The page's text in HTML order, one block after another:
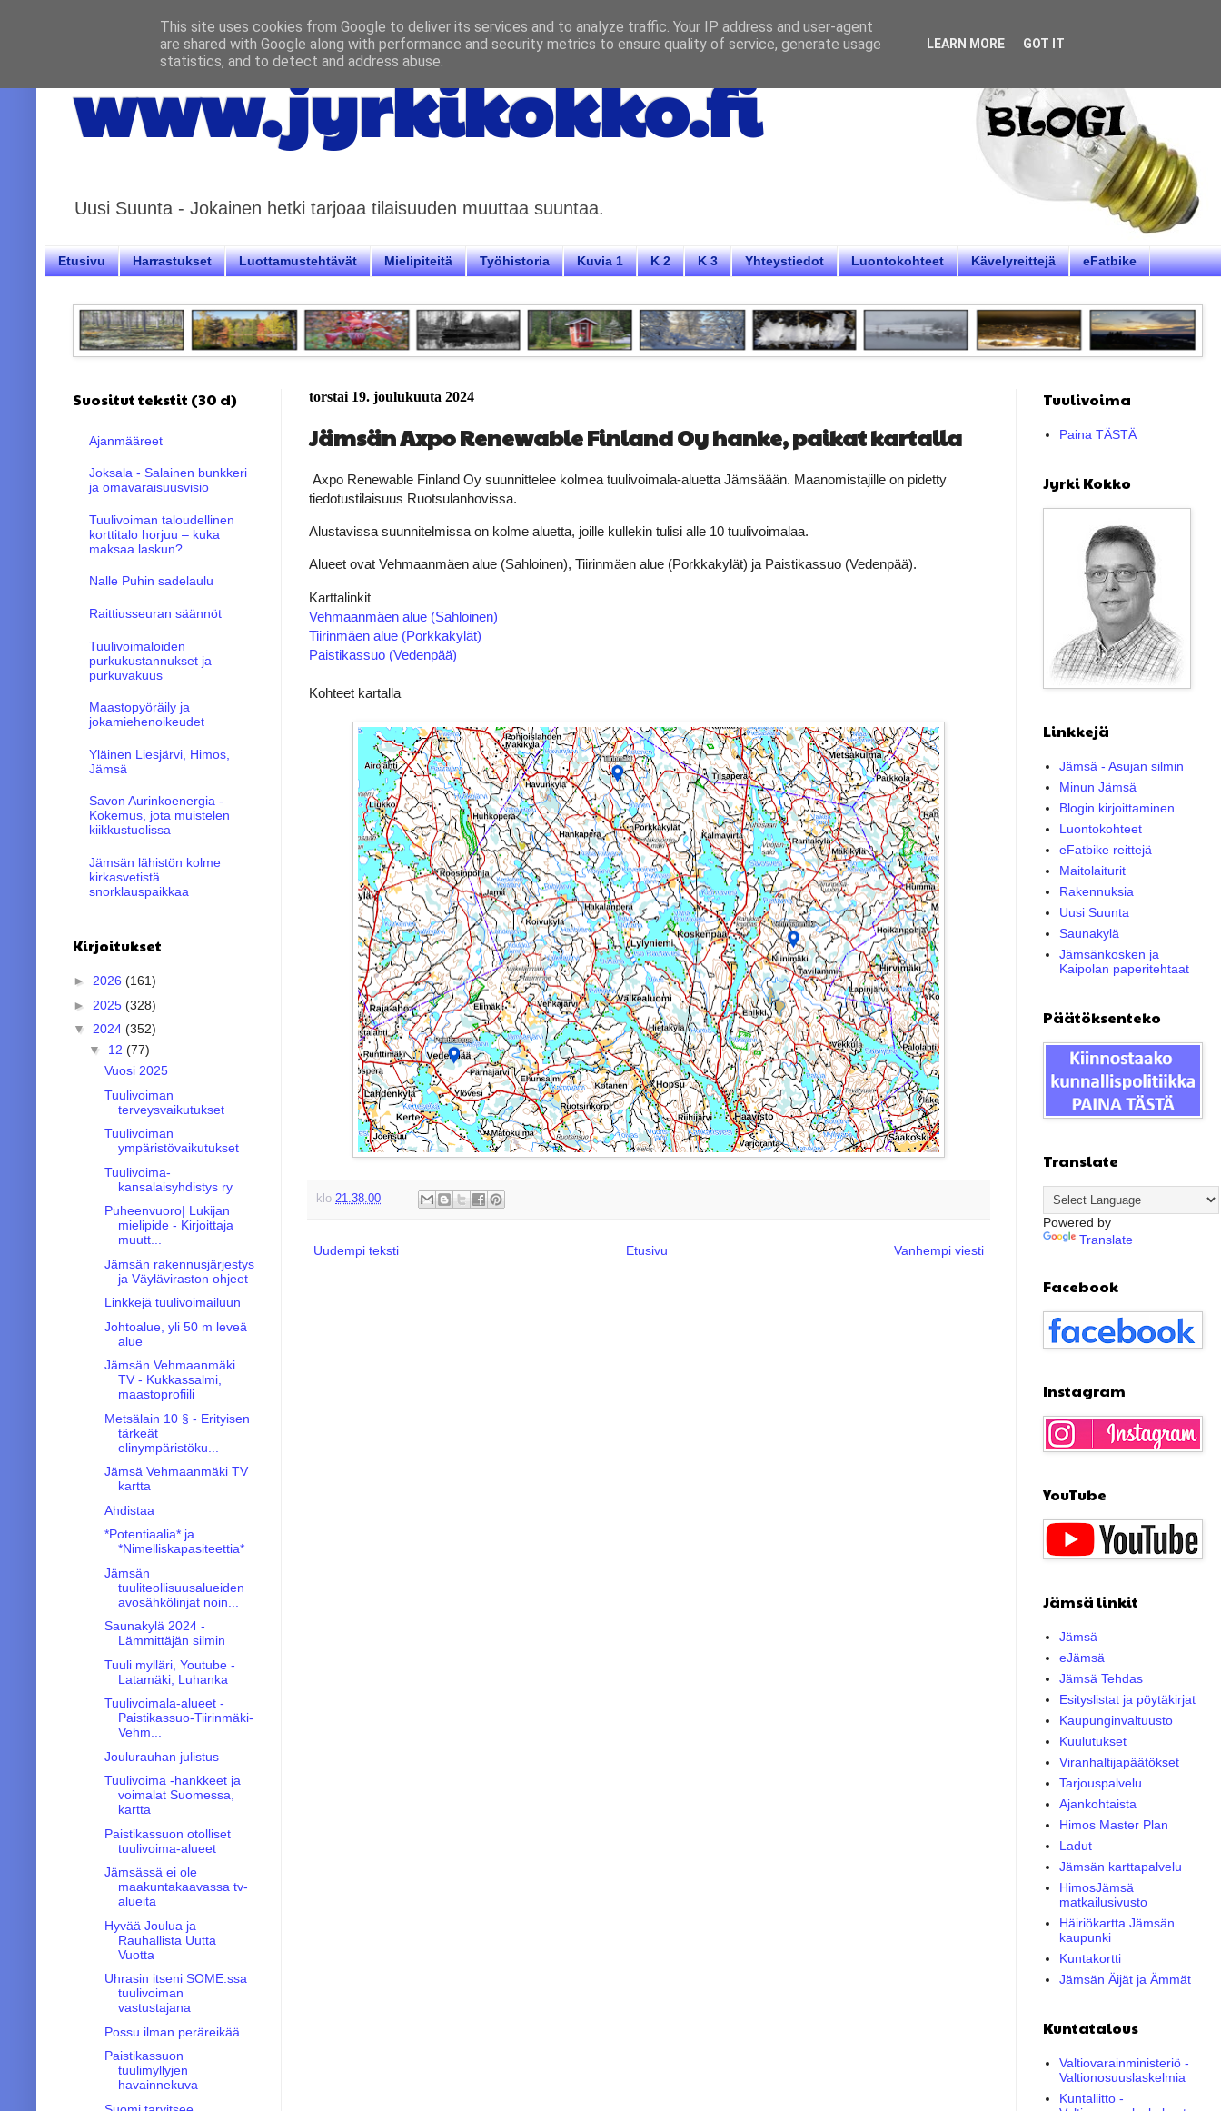
www.jyrkikokko.fi
Uusi Suunta - Jokainen hetki tarjoaa tilaisuuden muuttaa suuntaa.
Etusivu Harrastukset Luottamustehtävät Mielipiteitä Työhistoria Kuvia 1 K 2 K 3 Yhteystiedot Luontokohteet Kävelyreittejä eFatbike
torstai 19. joulukuuta 2024
Jämsän Axpo Renewable Finland Oy hanke, paikat kartalla
Axpo Renewable Finland Oy suunnittelee kolmea tuulivoimala-aluetta Jämsäään. Maanomistajille on pidetty
tiedotustilaisuus Ruotsulanhovissa.
Alustavissa suunnitelmissa on kolme aluetta, joille kullekin tulisi alle 10 tuulivoimalaa.
Alueet ovat Vehmaanmäen alue (Sahloinen), Tiirinmäen alue (Porkkakylät) ja Paistikassuo (Vedenpää).
Karttalinkit
Vehmaanmäen alue (Sahloinen)
Tiirinmäen alue (Porkkakylät)
Paistikassuo (Vedenpää)
Kohteet kartalla
klo 21.38.00
Uudempi teksti Vanhempi viesti
Etusivu
Suositut tekstit (30 d)
Ajanmääreet
Joksala - Salainen bunkkeri
ja omavaraisuusvisio
Tuulivoiman taloudellinen
korttitalo horjuu – kuka
maksaa laskun?
Nalle Puhin sadelaulu
Raittiusseuran säännöt
Tuulivoimaloiden
purkukustannukset ja
purkuvakuus
Maastopyöräily ja
jokamiehenoikeudet
Yläinen Liesjärvi, Himos,
Jämsä
Savon Aurinkoenergia -
Kokemus, jota muistelen
kiikkustuolissa
Jämsän lähistön kolme
kirkasvetistä
snorklauspaikkaa
Kirjoitukset
► 2026 (161)
► 2025 (328)
▼ 2024 (352)
▼ 12 (77)
Vuosi 2025
Tuulivoiman
terveysvaikutukset
Tuulivoiman
ympäristövaikutukset
Tuulivoima-
kansalaisyhdistys ry
Puheenvuoro| Lukijan
mielipide - Kirjoittaja
muutt...
Jämsän rakennusjärjestys
ja Väyläviraston ohjeet
Linkkejä tuulivoimailuun
Johtoalue, yli 50 m leveä
alue
Jämsän Vehmaanmäki
TV - Kukkassalmi,
maastoprofiili
Metsälain 10 § - Erityisen
tärkeät
elinympäristöku...
Jämsä Vehmaanmäki TV
kartta
Ahdistaa
*Potentiaalia* ja
*Nimelliskapasiteettia*
Jämsän
tuuliteollisuusalueiden
avosähkölinjat noin...
Saunakylä 2024 -
Lämmittäjän silmin
Tuuli mylläri, Youtube -
Latamäki, Luhanka
Tuulivoimala-alueet -
Paistikassuo-Tiirinmäki-
Vehm...
Joulurauhan julistus
Tuulivoima -hankkeet ja
voimalat Suomessa,
kartta
Paistikassuon otolliset
tuulivoima-alueet
Jämsässä ei ole
maakuntakaavassa tv-
alueita
Hyvää Joulua ja
Rauhallista Uutta
Vuotta
Uhrasin itseni SOME:ssa
tuulivoiman
vastustajana
Possu ilman peräreikää
Paistikassuon
tuulimyllyjen
havainnekuva
Tuulivoima
Paina TÄSTÄ
Jyrki Kokko
Linkkejä
Jämsä - Asujan silmin
Minun Jämsä
Blogin kirjoittaminen
Luontokohteet
eFatbike reittejä
Maitolaiturit
Rakennuksia
Uusi Suunta
Saunakylä
Jämsänkosken ja
Kaipolan paperitehtaat
Päätöksenteko
Translate
Powered by
Translate
Facebook
Instagram
YouTube
Jämsä linkit
Jämsä
eJämsä
Jämsä Tehdas
Esityslistat ja pöytäkirjat
Kaupunginvaltuusto
Kuulutukset
Viranhaltijapäätökset
Tarjouspalvelu
Ajankohtaista
Himos Master Plan
Ladut
Jämsän karttapalvelu
HimosJämsä
matkailusivusto
Häiriökartta Jämsän
kaupunki
Kuntakortti
Jämsän Äijät ja Ämmät
Kuntatalous
Valtiovarainministeriö -
Valtionosuuslaskelmia
Kuntaliitto -
This site uses cookies from Google to deliver its services and to analyze traffic. Your IP address and user-agent
are shared with Google along with performance and security metrics to ensure quality of service, generate usage
statistics, and to detect and address abuse.
LEARN MORE GOT IT